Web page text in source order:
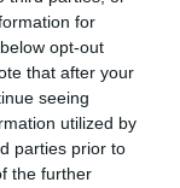
for
opt-out
that after your
seeing
utilized by
parties prior to
the further
SAGRADA
DE ÉPPEN
magas